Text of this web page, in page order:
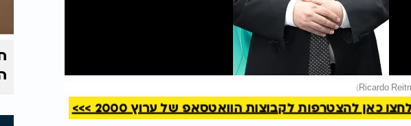
Video
להמשך קריאה
כאן להצטרפות לקבוצות הוואטסאפ של ערוץ 2000 >>>